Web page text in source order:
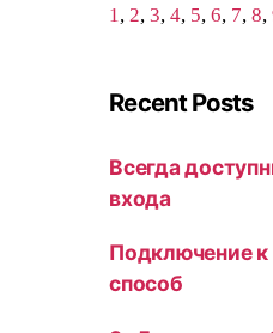
1 , 2,3,4, 5,6, 7,8,
Recent Posts
Всегда
входа
Подключение к
способ